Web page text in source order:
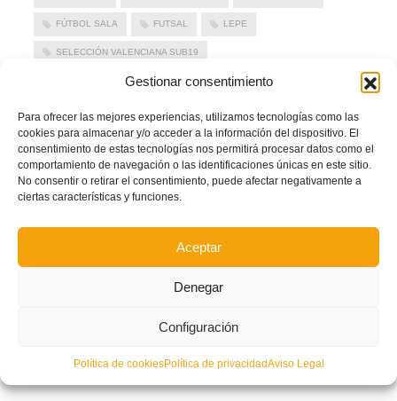
Gestionar consentimiento
Para ofrecer las mejores experiencias, utilizamos tecnologías como las
cookies para almacenar y/o acceder a la información del dispositivo. El
consentimiento de estas tecnologías nos permitirá procesar datos como el
comportamiento de navegación o las identificaciones únicas en este sitio.
No consentir o retirar el consentimiento, puede afectar negativamente a
ciertas características y funciones.
Aceptar
Denegar
Configuración
Política de cookiesPolítica de privacidadAviso Legal
FÚTBOL SALA FUTSAL LEPE
SELECCIÓN VALENCIANA SUB19
SELECCIÓN VALENCIANA SUB19 FUTSAL
LEER MÁS
PUBLICADO ENACTUALIDAD, NOTICIAS FFCV,NOTICIAS FÚTBOL SALA,
NOTICIAS SELECCIONES